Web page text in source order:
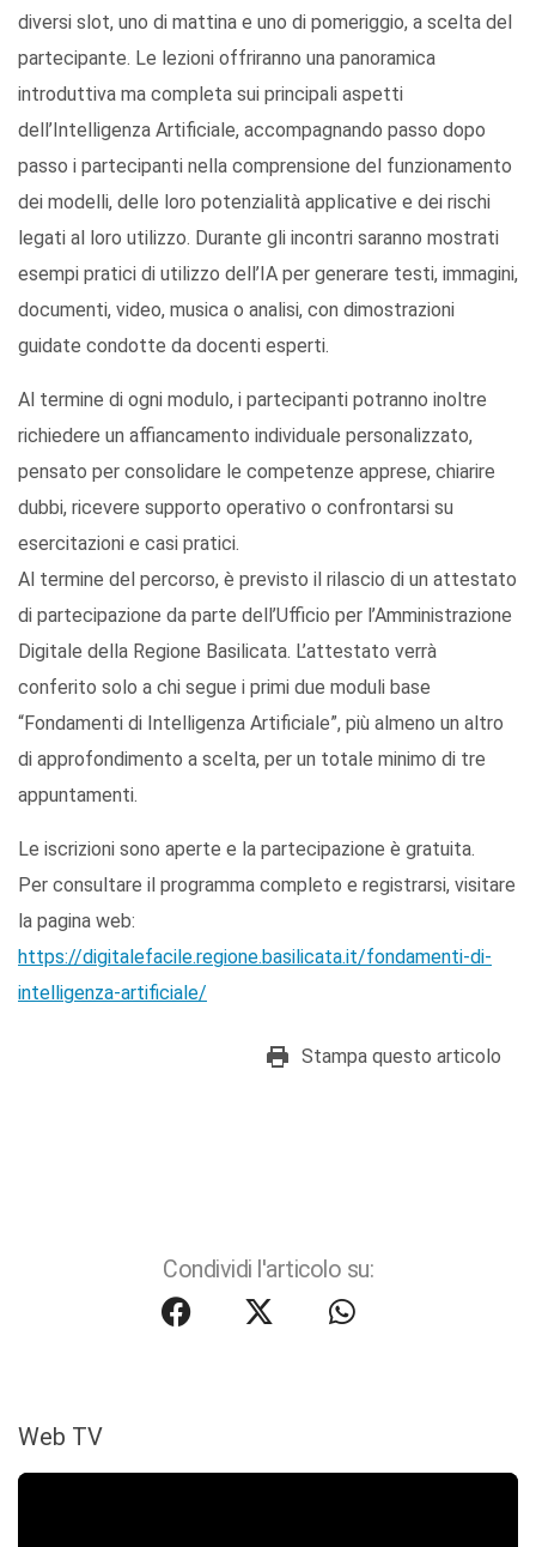
diversi slot, uno di mattina e uno di pomeriggio, a scelta del
partecipante. Le lezioni offriranno una panoramica
introduttiva ma completa sui principali aspetti
dell’Intelligenza Artificiale, accompagnando passo dopo
passo i partecipanti nella comprensione del funzionamento
dei modelli, delle loro potenzialità applicative e dei rischi
legati al loro utilizzo. Durante gli incontri saranno mostrati
esempi pratici di utilizzo dell’IA per generare testi, immagini,
documenti, video, musica o analisi, con dimostrazioni
guidate condotte da docenti esperti.
Al termine di ogni modulo, i partecipanti potranno inoltre
richiedere un affiancamento individuale personalizzato,
pensato per consolidare le competenze apprese, chiarire
dubbi, ricevere supporto operativo o confrontarsi su
esercitazioni e casi pratici.
Al termine del percorso, è previsto il rilascio di un attestato
di partecipazione da parte dell’Ufficio per l’Amministrazione
Digitale della Regione Basilicata. L’attestato verrà
conferito solo a chi segue i primi due moduli base
“Fondamenti di Intelligenza Artificiale”, più almeno un altro
di approfondimento a scelta, per un totale minimo di tre
appuntamenti.
Le iscrizioni sono aperte e la partecipazione è gratuita.
Per consultare il programma completo e registrarsi, visitare
la pagina web:
https://digitalefacile.regione.basilicata.it/fondamenti-di-
intelligenza-artificiale/
Stampa questo articolo
Condividi l'articolo su:
Web TV